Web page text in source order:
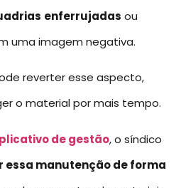
enferrujadas ou
uma imagem negativa.
reverter esse aspecto,
o material por mais tempo.
de gestão, o síndico
essa manutenção de forma